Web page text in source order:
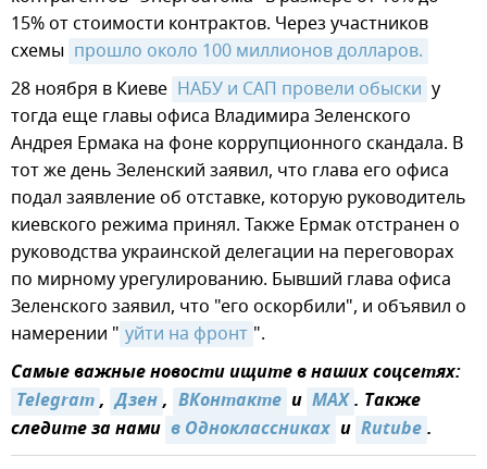
15% от стоимости контрактов. Через участников
схемы прошло около 100 миллионов долларов.
28 ноября в Киеве НАБУ и САП провели обыски у
тогда еще главы офиса Владимира Зеленского
Андрея Ермака на фоне коррупционного скандала. В
тот же день Зеленский заявил, что глава его офиса
подал заявление об отставке, которую руководитель
киевского режима принял. Также Ермак отстранен о
руководства украинской делегации на переговорах
по мирному урегулированию. Бывший глава офиса
Зеленского заявил, что "его оскорбили", и объявил о
намерении " уйти на фронт ".
Самые важные новости ищите в наших соцсетях:
Telegram, Дзен, ВКонтакте и MAX. Также
следите за нами в Одноклассниках и Rutube.